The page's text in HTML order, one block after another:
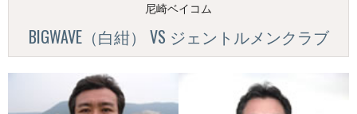
尼崎ベイコム
BIGWAVE（白紺） VS ジェントルメンクラブ